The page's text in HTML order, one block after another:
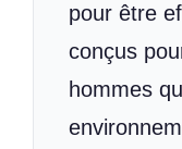
pour être
conçus
hommes